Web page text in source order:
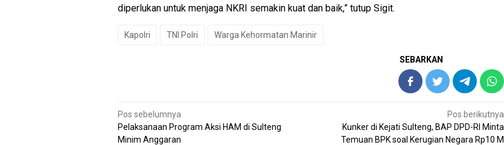
diperlukan untuk menjaga NKRI semakin kuat dan baik,” tutup Sigit.
Kapolri TNI Polri Warga Kehormatan Marinir
SEBARKAN
Navigasi
pos
Pos sebelumnya
Pelaksanaan Program Aksi HAM di Sulteng
Minim Anggaran
Pos berikutnya
Kunker di Kejati Sulteng, BAP DPD-RI Minta
Temuan BPK soal Kerugian Negara Rp10 M